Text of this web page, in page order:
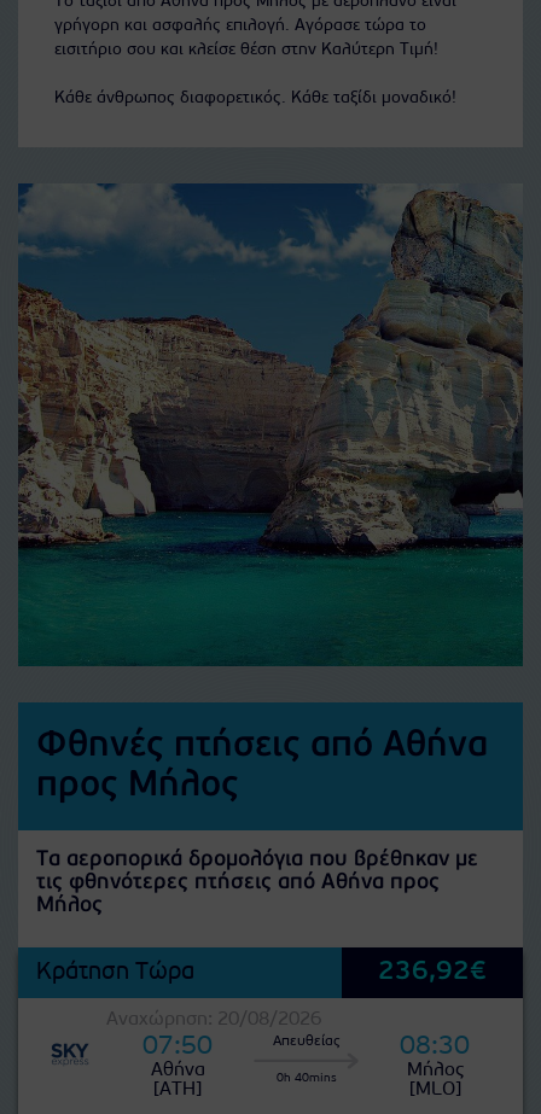
γρήγορη και ασφαλής επιλογή. Αγόρασε τώρα το
εισιτήριο σου και κλείσε θέση στην Καλύτερη Τιμή!
Κάθε άνθρωπος διαφορετικός. Κάθε ταξίδι μοναδικό!
Φθηνές πτήσεις από Αθήνα
προς Μήλος
Τα αεροπορικά δρομολόγια που βρέθηκαν με
τις φθηνότερες πτήσεις από Αθήνα προς
Μήλος
Κράτηση Τώρα 236,92€
Αναχώρηση: 20/08/2026
07:50
Αθήνα
[ATH]
Απευθείας
0h 40mins
08:30
Μήλος
[MLO]